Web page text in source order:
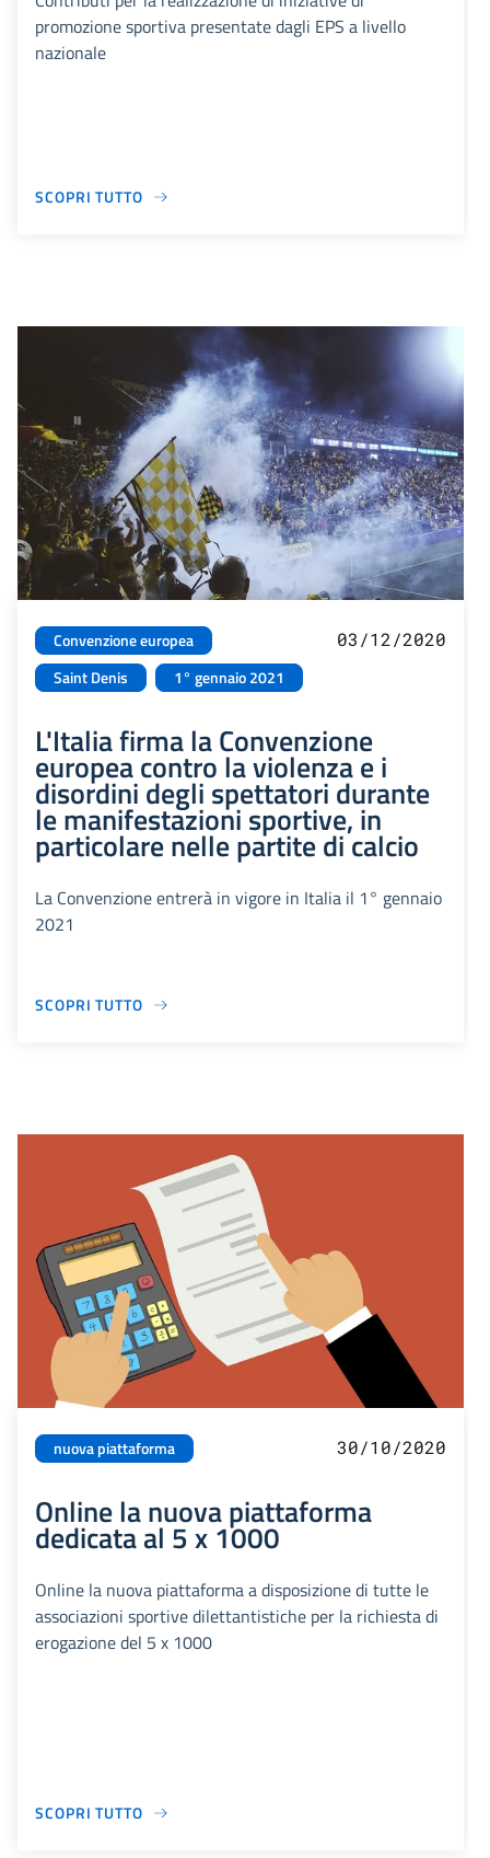
promozione sportiva presentate dagli EPS a livello
nazionale
SCOPRI TUTTO
Convenzione europea
Saint Denis
1° gennaio 2021
03/12/2020
L'Italia firma la Convenzione
europea contro la violenza e i
disordini degli spettatori durante
le manifestazioni sportive, in
particolare nelle partite di calcio
La Convenzione entrerà in vigore in Italia il 1° gennaio
2021
SCOPRI TUTTO
nuova piattaforma 30/10/2020
Online la nuova piattaforma
dedicata al 5 x 1000
Online la nuova piattaforma a disposizione di tutte le
associazioni sportive dilettantistiche per la richiesta di
erogazione del 5 x 1000
SCOPRI TUTTO